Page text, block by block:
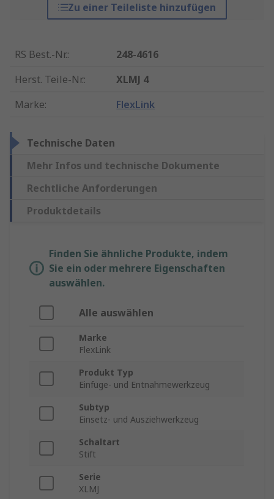
Zu einer Teileliste hinzufügen
RS Best.-Nr.:
248-4616
Herst. Teile-Nr.:
XLMJ 4
Marke: FlexLink
Technische Daten
Mehr Infos und technische Dokumente
Rechtliche Anforderungen
Produktdetails
Finden Sie ähnliche Produkte, indem
Sie ein oder mehrere Eigenschaften
auswählen.
Alle auswählen
Marke
FlexLink
Produkt Typ
Einfüge- und Entnahmewerkzeug
Subtyp
Einsetz- und Ausziehwerkzeug
Schaltart
Stift
Serie
XLMJ